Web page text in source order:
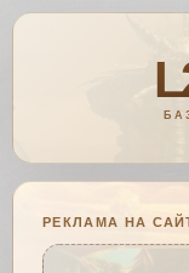
РЕКЛАМА НА